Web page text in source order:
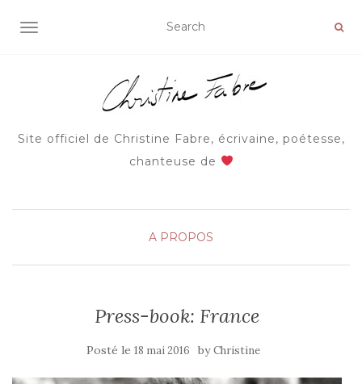
AFFICHER/MASQUER LA NAVIGATION
Site officiel de Christine Fabre, écrivaine, poétesse,
chanteuse de
A PROPOS
Press-book: France
Posté le 18 mai 2016 byChristine